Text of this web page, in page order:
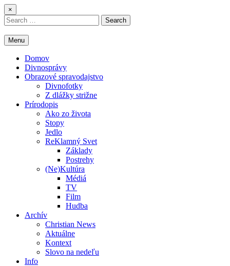
Skip
to
content
×
Search
for:
Menu
Domov
Divnosprávy
Obrazové spravodajstvo
Divnofotky
Z dlážky strižne
Prírodopis
Ako zo života
Stopy
Jedlo
ReKlamný Svet
Základy
Postrehy
(Ne)Kultúra
Médiá
TV
Film
Hudba
Archív
Christian News
Aktuálne
Kontext
Slovo na nedeľu
Info